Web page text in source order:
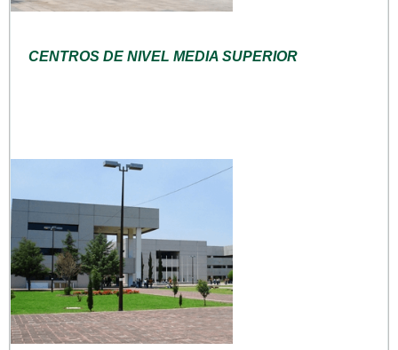
CENTROS DE NIVEL MEDIA SUPERIOR